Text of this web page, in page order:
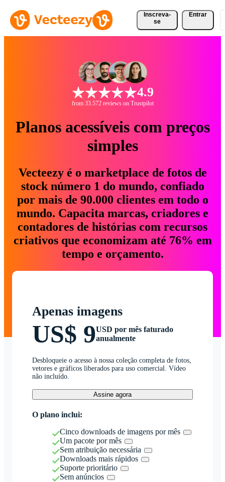
Inscreva-
se
Entrar
4.9
from 33.572 reviews on Trustpilot
Planos acessíveis com preços
simples
Vecteezy é o marketplace de fotos de
stock número 1 do mundo, confiado
por mais de 90.000 clientes em todo o
mundo. Capacita marcas, criadores e
contadores de histórias com recursos
criativos que economizam até 76% em
tempo e orçamento.
Apenas imagens
US$ 9USD por mês faturado
anualmente
Desbloqueie o acesso à nossa coleção completa de fotos,
vetores e gráficos liberados para uso comercial. Vídeo
não incluído.
Assine agora
O plano inclui:
Cinco downloads de imagens por mês
Um pacote por mês
Sem atribuição necessária
Downloads mais rápidos
Suporte prioritário
Sem anúncios